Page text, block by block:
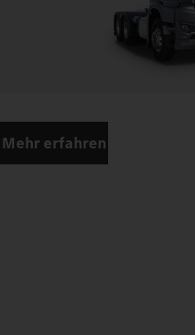
Mehr erfahren